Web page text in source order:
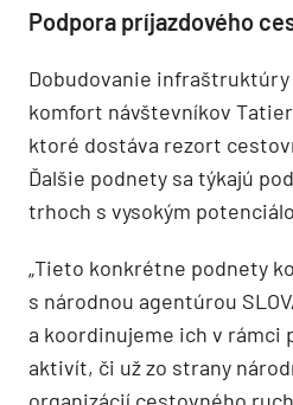
Podpora príjazdového
Dobudovanie
komfort návštevníkov
ktoré dostáva rezort
Ďalšie podnety sa týkajú
trhoch s vysokým
„Tieto konkrétne podnety
s národnou agentúrou
a koordinujeme ich v rámci
aktivít, či už zo strany